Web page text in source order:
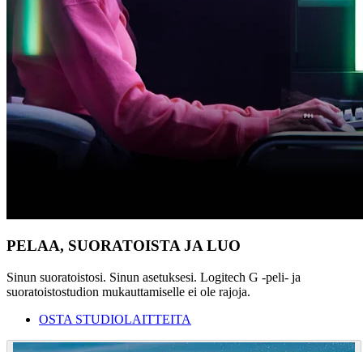
PELAA, SUORATOISTA JA LUO
Sinun suoratoistosi. Sinun asetuksesi. Logitech G -peli- ja
suoratoistostudion mukauttamiselle ei ole rajoja.
OSTA STUDIOLAITTEITA